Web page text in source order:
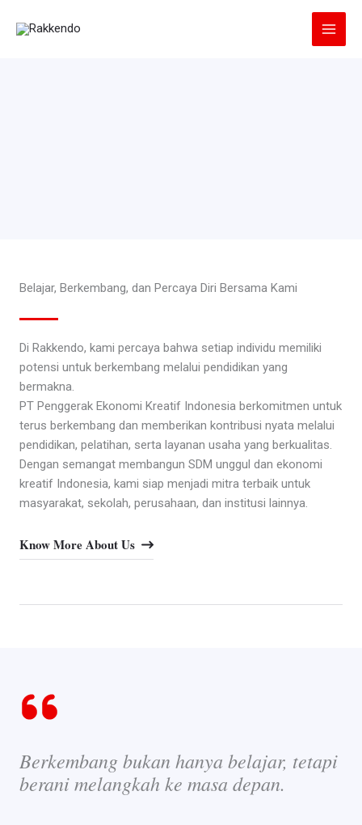
Belajar, Berkembang, dan Percaya Diri Bersama Kami
Di Rakkendo, kami percaya bahwa setiap individu memiliki
potensi untuk berkembang melalui pendidikan yang
bermakna.
PT Penggerak Ekonomi Kreatif Indonesia berkomitmen untuk
terus berkembang dan memberikan kontribusi nyata melalui
pendidikan, pelatihan, serta layanan usaha yang berkualitas.
Dengan semangat membangun SDM unggul dan ekonomi
kreatif Indonesia, kami siap menjadi mitra terbaik untuk
masyarakat, sekolah, perusahaan, dan institusi lainnya.
Know More About Us
Berkembang bukan hanya belajar, tetapi
berani melangkah ke masa depan.